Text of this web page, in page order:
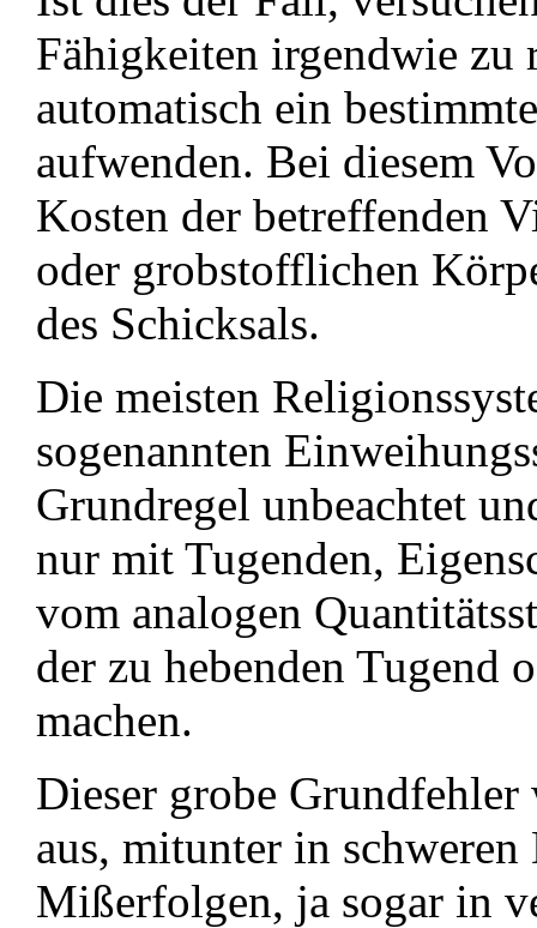
Fähigkeiten irgendwie zu
automatisch ein
aufwenden. Bei diesem
Kosten der betreffenden
oder grobstofflichen
des Schicksals.
Die meisten
sogenannten
Grundregel unbeachtet
nur mit Tugenden,
vom analogen
der zu hebenden Tugend
machen.
Dieser grobe
aus, mitunter in
Mißerfolgen, ja sogar in